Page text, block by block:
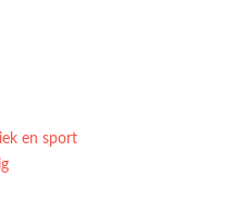
en sport